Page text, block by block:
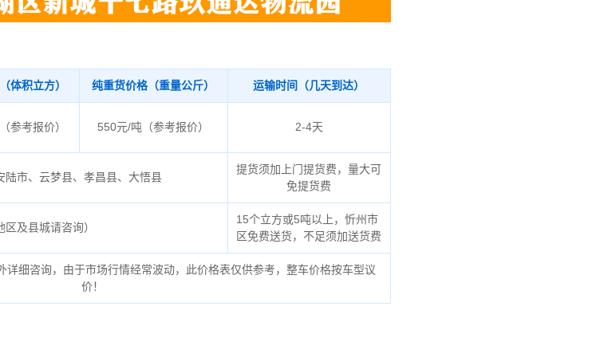
体积立方） 纯重货价格（重量公斤） 运输时间（几天到达）
参考报价） 550元/吨（参考报价） 2-4天
陆市、云梦县、孝昌县、大悟县
提货须加上门提货费，量大可
免提货费
及县城请咨询）
15个立方或5吨以上，忻州市
区免费送货，不足须加送货费
详细咨询，由于市场行情经常波动，此价格表仅供参考，整车价格按车型议
价！